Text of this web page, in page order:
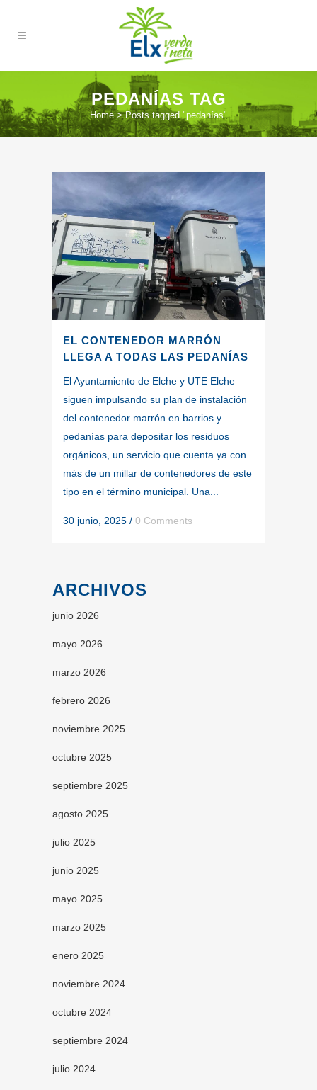
PEDANÍAS TAG
Home>Posts tagged "pedanías"
EL CONTENEDOR MARRÓN
LLEGA A TODAS LAS PEDANÍAS
El Ayuntamiento de Elche y UTE Elche
siguen impulsando su plan de instalación
del contenedor marrón en barrios y
pedanías para depositar los residuos
orgánicos, un servicio que cuenta ya con
más de un millar de contenedores de este
tipo en el término municipal. Una...
30 junio, 2025 / 0 Comments
ARCHIVOS
junio 2026
mayo 2026
marzo 2026
febrero 2026
noviembre 2025
octubre 2025
septiembre 2025
agosto 2025
julio 2025
junio 2025
mayo 2025
marzo 2025
enero 2025
noviembre 2024
octubre 2024
septiembre 2024
julio 2024